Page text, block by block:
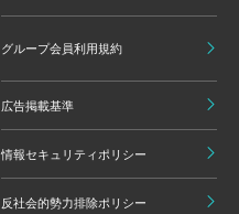
グループ会員利用規約
広告掲載基準
情報セキュリティポリシー
反社会的勢力排除ポリシー